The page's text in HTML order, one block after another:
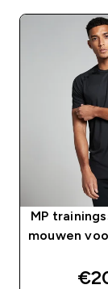
MP
mouwen